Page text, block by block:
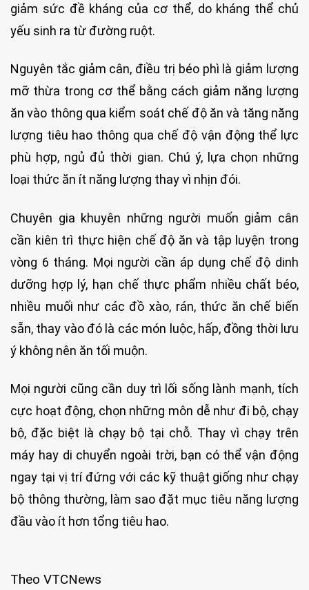
giảm sức đề kháng của cơ thể, do kháng thể chủ
yếu sinh ra từ đường ruột.
Nguyên tắc giảm cân, điều trị béo phì là giảm lượng
mỡ thừa trong cơ thể bằng cách giảm năng lượng
ăn vào thông qua kiểm soát chế độ ăn và tăng năng
lượng tiêu hao thông qua chế độ vận động thể lực
phù hợp, ngủ đủ thời gian. Chú ý, lựa chọn những
loại thức ăn ít năng lượng thay vì nhịn đói.
Chuyên gia khuyên những người muốn giảm cân
cần kiên trì thực hiện chế độ ăn và tập luyện trong
vòng 6 tháng. Mọi người cần áp dụng chế độ dinh
dưỡng hợp lý, hạn chế thực phẩm nhiều chất béo,
nhiều muối như các đồ xào, rán, thức ăn chế biến
sẵn, thay vào đó là các món luộc, hấp, đồng thời lưu
ý không nên ăn tối muộn.
Mọi người cũng cần duy trì lối sống lành mạnh, tích
cực hoạt động, chọn những môn dễ như đi bộ, chạy
bộ, đặc biệt là chạy bộ tại chỗ. Thay vì chạy trên
máy hay di chuyển ngoài trời, bạn có thể vận động
ngay tại vị trí đứng với các kỹ thuật giống như chạy
bộ thông thường, làm sao đặt mục tiêu năng lượng
đầu vào ít hơn tổng tiêu hao.
Theo VTCNews